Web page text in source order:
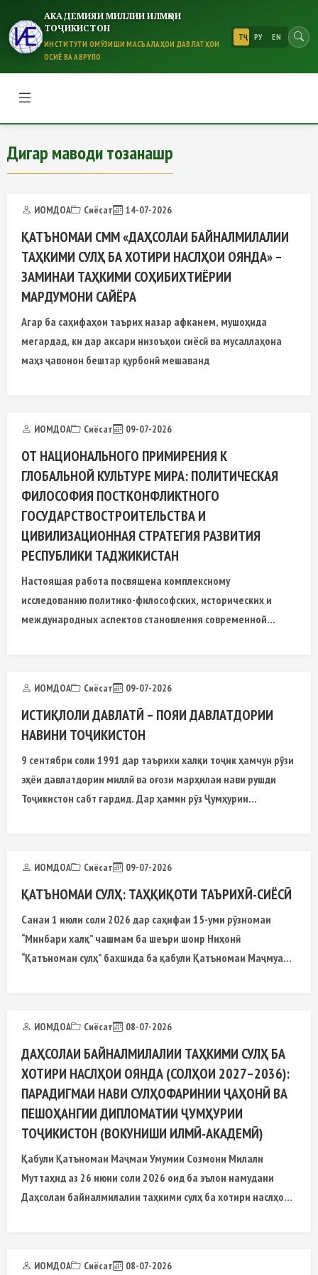
АКАДЕМИЯИ МИЛЛИИ ИЛМҲОИ
ТОҶИКИСТОН
ИНСТИТУТИ ОМӮЗИШИ МАСЪАЛАҲОИ ДАВЛАТҲОИ
ОСИЁ ВА АВРУПО
ТҶ РУ EN
Дигар маводи тозанашр
Дигар маводи тозанашр
ИОМДОА Сиёсат 14-07-2026
ҚАТЪНОМАИ СММ «ДАҲСОЛАИ БАЙНАЛМИЛАЛИИ
ТАҲКИМИ СУЛҲ БА ХОТИРИ НАСЛҲОИ ОЯНДА» –
ЗАМИНАИ ТАҲКИМИ СОҲИБИХТИЁРИИ
МАРДУМОНИ САЙЁРА
Агар ба саҳифаҳои таърих назар афканем, мушоҳида
мегардад, ки дар аксари низоъҳои сиёсӣ ва мусаллаҳона
маҳз ҷавонон бештар қурбонӣ мешаванд
ИОМДОА Сиёсат 09-07-2026
ОТ НАЦИОНАЛЬНОГО ПРИМИРЕНИЯ К
ГЛОБАЛЬНОЙ КУЛЬТУРЕ МИРА: ПОЛИТИЧЕСКАЯ
ФИЛОСОФИЯ ПОСТКОНФЛИКТНОГО
ГОСУДАРСТВОСТРОИТЕЛЬСТВА И
ЦИВИЛИЗАЦИОННАЯ СТРАТЕГИЯ РАЗВИТИЯ
РЕСПУБЛИКИ ТАДЖИКИСТАН
Настоящая работа посвящена комплексному
исследованию политико-философских, исторических и
международных аспектов становления современной
ИОМДОА Сиёсат 09-07-2026
ИСТИҚЛОЛИ ДАВЛАТӢ – ПОЯИ ДАВЛАТДОРИИ
НАВИНИ ТОҶИКИСТОН
9 сентябри соли 1991 дар таърихи халқи тоҷик ҳамчун рӯзи
эҳёи давлатдории миллӣ ва оғози марҳилаи нави рушди
Тоҷикистон сабт гардид. Дар ҳамин рӯз Ҷумҳурии
ИОМДОА Сиёсат 09-07-2026
ҚАТЪНОМАИ СУЛҲ: ТАҲҚИҚОТИ ТАЪРИХӢ-СИЁСӢ
Санаи 1 июли соли 2026 дар саҳифаи 15-уми рӯзномаи
“Минбари халқ” чашмам ба шеъри шоир Ниҳонӣ
“Қатъномаи сулҳ” бахшида ба қабули Қатъномаи Маҷмуаи
ИОМДОА Сиёсат 08-07-2026
ДАҲСОЛАИ БАЙНАЛМИЛАЛИИ ТАҲКИМИ СУЛҲ БА
ХОТИРИ НАСЛҲОИ ОЯНДА (СОЛҲОИ 2027–2036):
ПАРАДИГМАИ НАВИ СУЛҲОФАРИНИИ ҶАҲОНӢ ВА
ПЕШОҲАНГИИ ДИПЛОМАТИИ ҶУМҲУРИИ
ТОҶИКИСТОН (ВОКУНИШИ ИЛМӢ-АКАДЕМӢ)
Қабули Қатъномаи Маҷмаи Умумии Созмони Милали
Муттаҳид аз 26 июни соли 2026 оид ба эълон намудани
Даҳсолаи байналмилалии таҳкими сулҳ ба хотири наслҳои
ИОМДОА Сиёсат 08-07-2026